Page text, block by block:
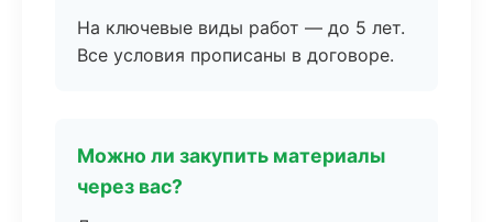
На ключевые виды работ — до 5 лет.
Все условия прописаны в договоре.
Можно ли закупить материалы
через вас?